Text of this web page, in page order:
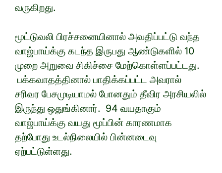
வருகிறது.
மூட்டுவலி பிரச்சனையினால் அவதிப்பட்டு வந்த
வாஜ்பாய்க்கு கடந்த இருபது ஆண்டுகளில் 10
முறை அறுவை சிகிச்சை மேற்கொள்ளப்பட்டது.
பக்கவாதத்தினால் பாதிக்கப்பட்ட அவரால்
சரிவர பேசமுடியாமல் போனதும் தீவிர அரசியலில்
இருந்து ஒதுங்கினார். 94 வயதாகும்
வாஜ்பாய்க்கு வயது மூப்பின் காரணமாக
தற்போது உடல்நிலையில் பின்னடைவு
ஏற்பட்டுள்ளது.